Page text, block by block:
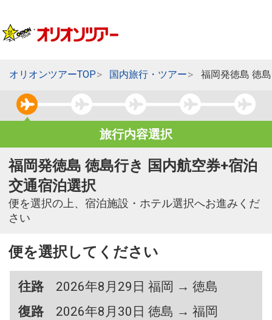
オリオンツアーTOP 国内旅行・ツアー 福岡発徳島 徳
旅行内容選択
福岡発徳島 徳島行き 国内航空券+宿泊
交通宿泊選択
便を選択の上、宿泊施設・ホテル選択へお進みくだ
さい
便を選択してください
往路
2026年8月29日 福岡 → 徳島
復路
2026年8月30日 徳島 → 福岡